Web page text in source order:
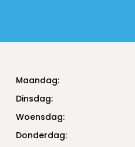
Maandag:
Dinsdag:
Woensdag:
Donderdag: